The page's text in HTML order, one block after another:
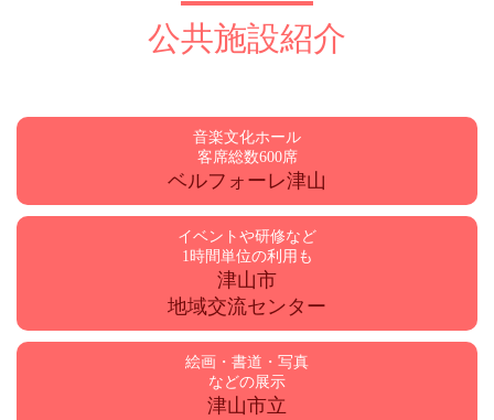
公共施設紹介
音楽文化ホール
客席総数600席
ベルフォーレ津山
イベントや研修など
1時間単位の利用も
津山市
地域交流センター
絵画・書道・写真
などの展示
津山市立